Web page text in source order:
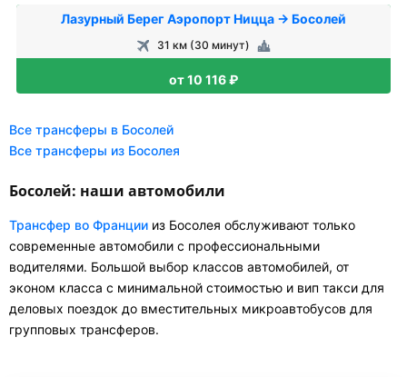
Лазурный Берег Аэропорт Ницца → Босолей
31 км (30 минут)
от 10 116 ₽
Все трансферы в Босолей
Все трансферы из Босолея
Босолей: наши автомобили
Трансфер во Франции из Босолея обслуживают только
современные автомобили с профессиональными
водителями. Большой выбор классов автомобилей, от
эконом класса с минимальной стоимостью и вип такси для
деловых поездок до вместительных микроавтобусов для
групповых трансферов.